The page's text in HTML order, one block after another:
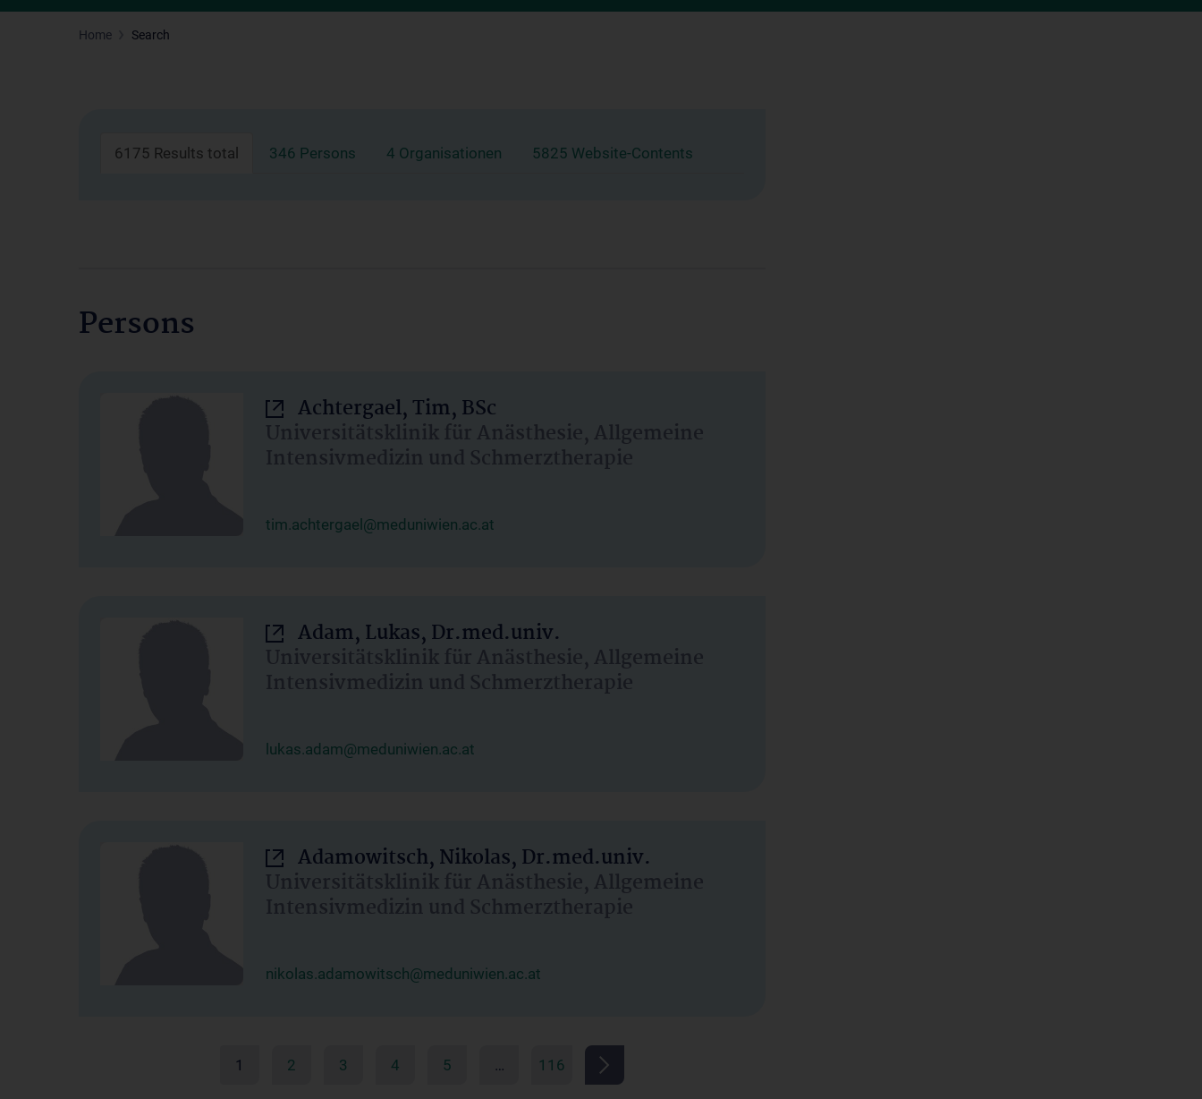
Home Search
6175 Results total 346 Persons 4 Organisationen 5825 Website-Contents
Persons
Achtergael, Tim, BSc
Universitätsklinik für Anästhesie, Allgemeine
Intensivmedizin und Schmerztherapie
tim.achtergael@meduniwien.ac.at
Adam, Lukas, Dr.med.univ.
Universitätsklinik für Anästhesie, Allgemeine
Intensivmedizin und Schmerztherapie
lukas.adam@meduniwien.ac.at
Adamowitsch, Nikolas, Dr.med.univ.
Universitätsklinik für Anästhesie, Allgemeine
Intensivmedizin und Schmerztherapie
nikolas.adamowitsch@meduniwien.ac.at
1 2 3 4 5 … 116